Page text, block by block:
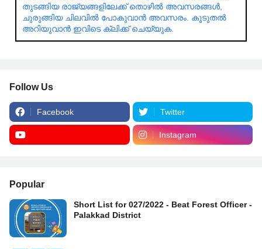
തുടങ്ങിയ രാജ്യങ്ങളിലേക്ക് തൊഴിൽ അവസരങ്ങൾ,
ചുരുങ്ങിയ ചിലവിൽ പോകുവാൻ അവസരം. കൂടുതൽ
അറിയുവാൻ ഇവിടെ ക്ലിക്ക് ചെയ്യുക.
Follow Us
Facebook Twitter
Instagram
Popular
Short List for 027/2022 - Beat Forest Officer -
Palakkad District